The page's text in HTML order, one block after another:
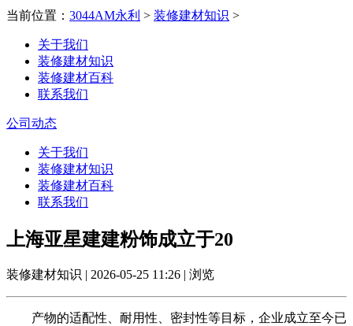
当前位置： 3044AM永利 > 装修建材知识 >
关于我们
装修建材知识
装修建材百科
联系我们
公司动态
关于我们
装修建材知识
装修建材百科
联系我们
上海亚星建建粉饰成立于20
装修建材知识 | 2026-05-25 11:26 | 浏览
产物的适配性、耐用性、密封性等目标，企业成立至今已